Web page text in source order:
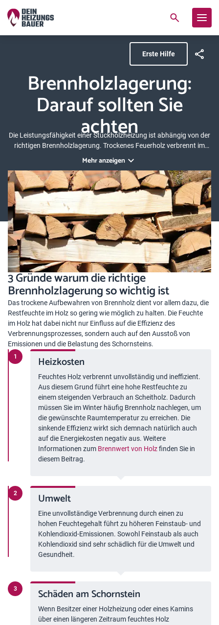
Erste Hilfe
Brennholzlagerung:
Darauf sollten Sie
achten
Die Leistungsfähigkeit einer Stückholzheizung ist abhängig von der
richtigen Brennholzlagerung. Trockenes Feuerholz verbrennt im
hingegen zu sinkender Effizienz, einem höheren Verbrauch und
steigenden Kosten. In unserem Ratgeber geben wir Ihnen
praktische Tipps und Methoden zur Lagerung von Brennholz mit
auf den Weg.
Mehr anzeigen
3 Gründe warum die richtige
Brennholzlagerung so wichtig ist
Das trockene Aufbewahren von Brennholz dient vor allem dazu, die
Restfeuchte im Holz so gering wie möglich zu halten. Die Feuchte
im Holz hat dabei nicht nur Einfluss auf die Effizienz des
Verbrennungsprozesses, sondern auch auf den Ausstoß von
Emissionen und die Belastung des Schornsteins.
Heizkosten
Feuchtes Holz verbrennt unvollständig und ineffizient.
Aus diesem Grund führt eine hohe Restfeuchte zu
einem steigenden Verbrauch an Scheitholz. Dadurch
müssen Sie im Winter häufig Brennholz nachlegen, um
die gewünschte Raumtemperatur zu erreichen. Die
sinkende Effizienz wirkt sich demnach natürlich auch
auf die Energiekosten negativ aus. Weitere
Informationen zum Brennwert von Holzfinden Sie in
diesem Beitrag.
Umwelt
Eine unvollständige Verbrennung durch einen zu
hohen Feuchtegehalt führt zu höheren Feinstaub- und
Kohlendioxid-Emissionen. Sowohl Feinstaub als auch
Kohlendioxid sind sehr schädlich für die Umwelt und
Gesundheit.
Schäden am Schornstein
Wenn Besitzer einer Holzheizung oder eines Kamins
über einen längeren Zeitraum feuchtes Holz